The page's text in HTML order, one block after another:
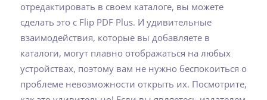
отредактировать в своем каталоге, вы можете
сделать это с Flip PDF Plus. И удивительные
взаимодействия, которые вы добавляете в
каталоги, могут плавно отображаться на любых
устройствах, поэтому вам не нужно беспокоиться о
проблеме невозможности открыть их. Посмотрите,